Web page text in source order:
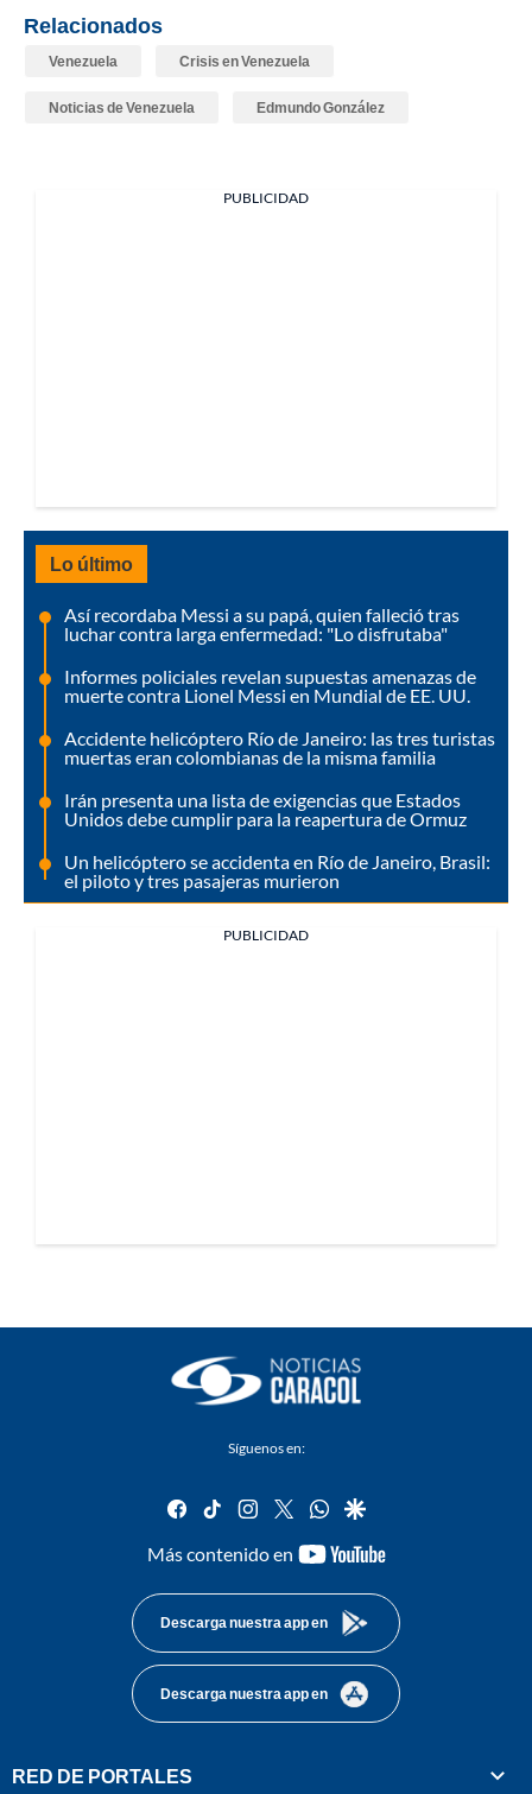
Relacionados
Venezuela Crisis en Venezuela
Noticias de Venezuela Edmundo González
PUBLICIDAD
Lo último
Así recordaba Messi a su papá, quien falleció tras
luchar contra larga enfermedad: "Lo disfrutaba"
Informes policiales revelan supuestas amenazas de
muerte contra Lionel Messi en Mundial de EE. UU.
Accidente helicóptero Río de Janeiro: las tres turistas
muertas eran colombianas de la misma familia
Irán presenta una lista de exigencias que Estados
Unidos debe cumplir para la reapertura de Ormuz
Un helicóptero se accidenta en Río de Janeiro, Brasil:
el piloto y tres pasajeras murieron
PUBLICIDAD
Síguenos en:
facebook
tiktok instagram
twitterwhatsapp
google
Más contenido en
youtube-
Descarga nuestra app en
Descarga nuestra app en
RED DE PORTALES